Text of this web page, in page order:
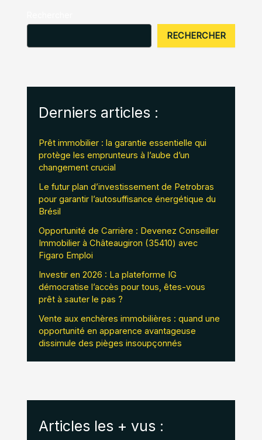
RECHERCHER
Derniers articles :
Prêt immobilier : la garantie essentielle qui
protège les emprunteurs à l’aube d’un
changement crucial
Le futur plan d’investissement de Petrobras
pour garantir l’autosuffisance énergétique du
Brésil
Opportunité de Carrière : Devenez Conseiller
Immobilier à Châteaugiron (35410) avec
Figaro Emploi
Investir en 2026 : La plateforme IG
démocratise l’accès pour tous, êtes-vous
prêt à sauter le pas ?
Vente aux enchères immobilières : quand une
opportunité en apparence avantageuse
dissimule des pièges insoupçonnés
Articles les + vus :